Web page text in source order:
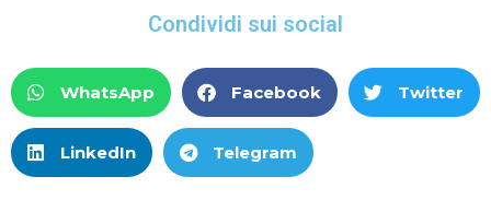
Condividi sui social
WhatsApp Facebook Twitter
LinkedIn Telegram